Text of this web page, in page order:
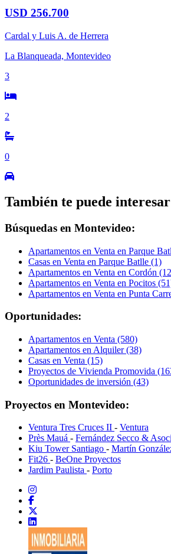
USD 256.700
Cardal y Luis A. de Herrera
La Blanqueada, Montevideo
3
2
0
También te puede interesar
Búsquedas en Montevideo:
Apartamentos en Venta en Parque
Casas en Venta en Parque Batlle (1)
Apartamentos en Venta en Cordón
Apartamentos en Venta en Pocitos
Apartamentos en Venta en Punta
Oportunidades:
Apartamentos en Venta (580)
Apartamentos en Alquiler (38)
Casas en Venta (15)
Proyectos de Vivienda Promovida
Oportunidades de inversión (43)
Proyectos en Montevideo:
Ventura Tres Cruces II - Ventura
Près Mauá - Fernández Secco &
Kiu Tower Santiago - Martín
Fit26 - BeOne Proyectos
Jardim Paulista - Porto